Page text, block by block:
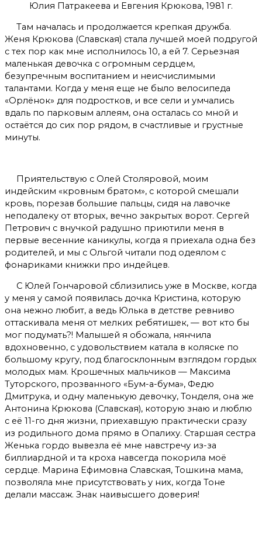
Юлия Патракеева и Евгения Крюкова, 1981 г.
Там началась и продолжается крепкая дружба.
Женя Крюкова (Славская) стала лучшей моей подругой
с тех пор как мне исполнилось 10, а ей 7. Серьезная
маленькая девочка с огромным сердцем,
безупречным воспитанием и неисчислимыми
талантами. Когда у меня еще не было велосипеда
«Орлёнок» для подростков, и все сели и умчались
вдаль по парковым аллеям, она осталась со мной и
остаётся до сих пор рядом, в счастливые и грустные
минуты.
Приятельствую с Олей Столяровой, моим
индейским «кровным братом», с которой смешали
кровь, порезав большие пальцы, сидя на лавочке
неподалеку от вторых, вечно закрытых ворот. Сергей
Петрович с внучкой радушно приютили меня в
первые весенние каникулы, когда я приехала одна без
родителей, и мы с Ольгой читали под одеялом с
фонариками книжки про индейцев.
С Юлей Гончаровой сблизились уже в Москве, когда
у меня у самой появилась дочка Кристина, которую
она нежно любит, а ведь Юлька в детстве ревниво
оттаскивала меня от мелких ребятишек, — вот кто бы
мог подумать?! Малышей я обожала, нянчила
вдохновенно, с удовольствием катала в коляске по
большому кругу, под благосклонным взглядом гордых
молодых мам. Крошечных мальчиков — Максима
Туторского, прозванного «Бум-а-бума», Федю
Дмитрука, и одну маленькую девочку, Тонделя, она же
Антонина Крюкова (Славская), которую знаю и люблю
с её 11-го дня жизни, приехавшую практически сразу
из родильного дома прямо в Опалиху. Старшая сестра
Женька гордо вывезла её мне навстречу из-за
биллиардной и та кроха навсегда покорила моё
сердце. Марина Ефимовна Славская, Тошкина мама,
позволяла мне присутствовать у них, когда Тоне
делали массаж. Знак наивысшего доверия!